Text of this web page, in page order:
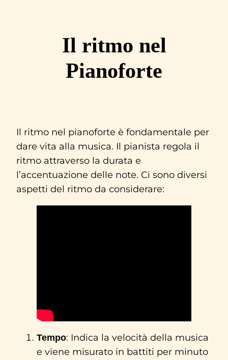
Il ritmo nel
Pianoforte
Il ritmo nel pianoforte è fondamentale per
dare vita alla musica. Il pianista regola il
ritmo attraverso la durata e
l’accentuazione delle note. Ci sono diversi
aspetti del ritmo da considerare:
Tempo: Indica la velocità della musica
e viene misurato in battiti per minuto